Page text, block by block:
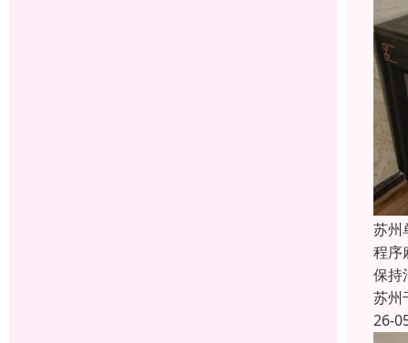
苏州
程序
保持
苏州
26-